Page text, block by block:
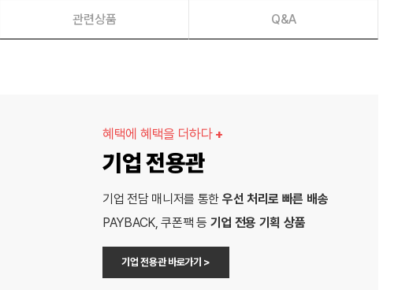
관련상품 Q&A
혜택에 혜택을 더하다 +
기업 전용관
기업 전담 매니저를 통한 우선 처리로 빠른 배송
PAYBACK, 쿠폰팩 등 기업 전용 기획 상품
기업 전용관 바로가기 >